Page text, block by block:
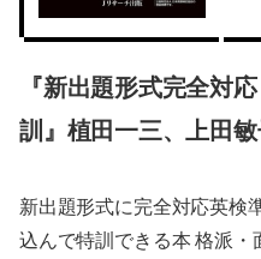
『新出題形式完全対
訓』植田一三、上田
新出題形式に完全対応英検
込んで特訓できる本 格派・